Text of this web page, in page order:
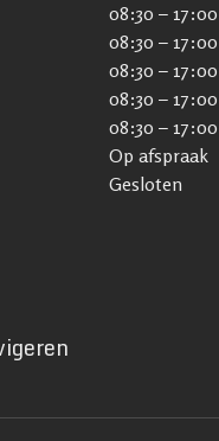
08:30 – 17:00
08:30 – 17:00
08:30 – 17:00
08:30 – 17:00
08:30 – 17:00
Op afspraak
Gesloten